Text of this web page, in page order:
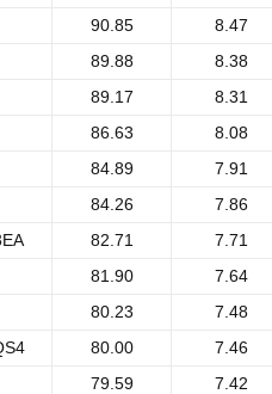
90.85
8.47
89.88
8.38
89.17
8.31
86.63
8.08
84.89
7.91
84.26
7.86
82.71
7.71
81.90
7.64
80.23
7.48
80.00
7.46
79.59
7.42